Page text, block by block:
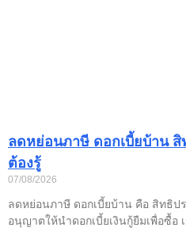
ลดหย่อนภาษี ดอกเบี้ยบ้าน
ต้องรู้
07/08/2026
ลดหย่อนภาษี ดอกเบี้ยบ้าน คือ สิทธิป
อนุญาตให้นำดอกเบี้ยเงินกู้ยืมเพื่อซื้อ